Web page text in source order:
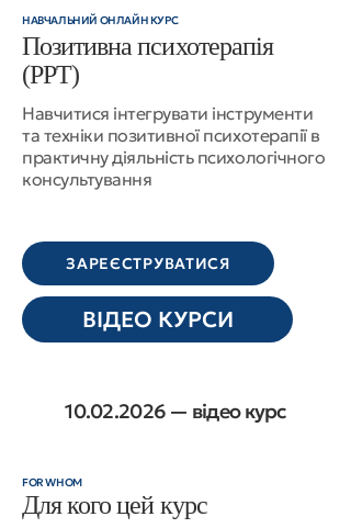
НАВЧАЛЬНИЙ ОНЛАЙН КУРС
Позитивна психотерапія
(PPT)
Навчитися інтегрувати інструменти
та техніки позитивної психотерапії в
практичну діяльність психологічного
консультування
ЗАРЕЄСТРУВАТИСЯ
ВІДЕО КУРСИ
10.02.2026 — відео курс
FOR WHOM
Для кого цей курс